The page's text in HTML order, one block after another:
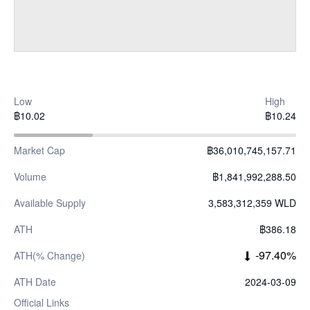
Low
฿10.02
High
฿10.24
Market Cap
฿36,010,745,157.71
Volume
฿1,841,992,288.50
Available Supply
3,583,312,359 WLD
ATH
฿386.18
ATH(% Change)
-97.40%
ATH Date
2024-03-09
Official Links